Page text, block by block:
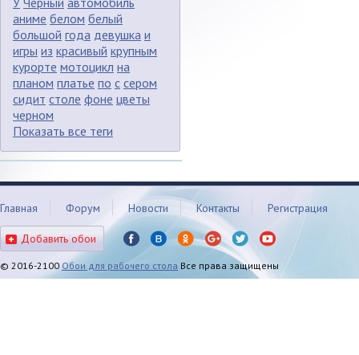
аниме белом белый
большой года девушка и
игры из красивый крупным
курорте мотоцикл на
планом платье по с сером
сидит столе фоне цветы
черном
Показать все теги
Главная Форум Новости Контакты Регистрация
Добавить обои
© 2016-2100Обои для рабочего стола Все права защищены